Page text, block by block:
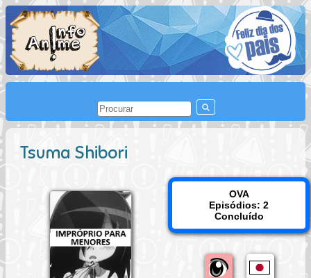
Tsuma Shibori
OVA
Episódios: 2
Concluído